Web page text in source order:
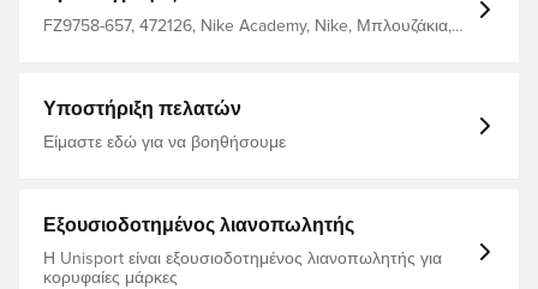
FZ9758-657, 472126, Nike Academy, Nike, Μπλουζάκια,
Υποστήριξη πελατών
Είμαστε εδώ για να βοηθήσουμε
Εξουσιοδοτημένος λιανοπωλητής
Η Unisport είναι εξουσιοδοτημένος λιανοπωλητής για
κορυφαίες μάρκες